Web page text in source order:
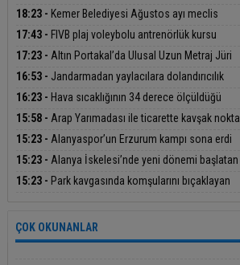
yanıcı madde atıldı: O anlar kamerada
18:23 - Kemer Belediyesi Ağustos ayı meclis
toplantısında araç filosunun güçlendirilmesine
yönelik kararlar alındı
17:43 - FIVB plaj voleybolu antrenörlük kursu
Alanya’da başladı
17:23 - Altın Portakal’da Ulusal Uzun Metraj Jüri
Başkanlığı görevini Derviş Zaim yapacak
16:53 - Jandarmadan yaylacılara dolandırıcılık
uyarısı
16:23 - Hava sıcaklığının 34 derece ölçüldüğü
Antalya’da deniz suyu sıcaklığı 30 dereceyi gördü
15:58 - Arap Yarımadası ile ticarette kavşak nokta
olan Cilvegözü’nden günde bin 500 tır giriş-çıkış
yapıyor
15:23 - Alanyaspor’un Erzurum kampı sona erdi
15:23 - Alanya İskelesi’nde yeni dönemi başlatan
protokol imzalandı
15:23 - Park kavgasında komşularını bıçaklayan
ÇOK OKUNANLAR